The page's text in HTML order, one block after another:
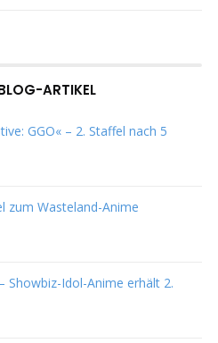
ARTIKEL
GGO« – 2. Staffel nach 5
zum Wasteland-Anime
Showbiz-Idol-Anime erhält 2.